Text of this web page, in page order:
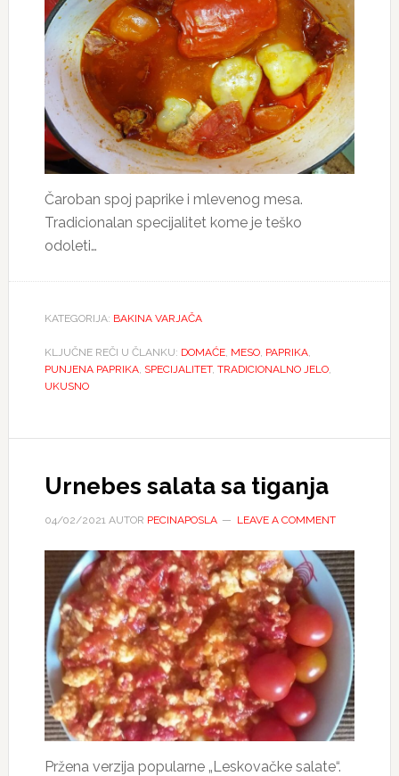
Čaroban spoj paprike i mlevenog mesa.
Tradicionalan specijalitet kome je teško
odoleti…
KATEGORIJA: BAKINA VARJAČA
KLJUČNE REČI U ČLANKU: DOMAĆE, MESO, PAPRIKA,
PUNJENA PAPRIKA, SPECIJALITET, TRADICIONALNO JELO,
UKUSNO
Urnebes salata sa tiganja
04/02/2021AUTOR PECINAPOSLA LEAVE A COMMENT
Pržena verzija popularne „Leskovačke salate“.